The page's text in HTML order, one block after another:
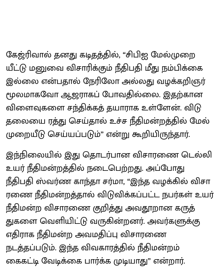
கேஜ்ரி​வால் தனது கடிதத்​தில், “சிபிஐ மேல்​முறை​
யீட்டு மனுவை விசா​ரிக்​கும் நீதிபதி மீது நம்​பிக்கை
இல்லை என்​ப​தால் நேரிலோ அல்​லது வழக்​கறிஞர்
மூல​மாகவோ ஆஜராகப் போவ​தில்​லை. இதற்​கான
விளைவு​களை சந்​திக்​கத் தயா​ராக உள்​ளேன். விடு​
தலையை ரத்து செய்​தால் உச்ச நீதி​மன்​றத்​தில் மேல்​
முறை​யீடு செய்​யப்​படும்” என்று கூறி​யிருந்​தார்.
இந்​நிலை​யில் இது தொடர்​பான விசா​ரணை டெல்லி
உயர் நீதிமன்றத்​தில் நடை​பெற்​றது. அப்​போது
நீதிபதி ஸ்வர்ண காந்தா சர்​மா, “இந்த வழக்​கில் விசா​
ரணை நீதி​மன்​றத்​தால் விடுவிக்கப்பட்ட நபர்​கள் உயர்
நீதி​மன்ற விசா​ரணை குறித்து அவதூறான கருத்​
துகளை வெளி​யிட்டு வரு​கின்​றனர். அவர்களுக்கு
எதி​ராக நீதி​மன்ற அவம​திப்பு விசா​ரணை
நடத்தப்படும். இந்த விவ​காரத்​தில் நீதி​மன்​றம்
கைகட்டி வேடிக்கை பார்க்க முடி​யாது” என்​றார்.